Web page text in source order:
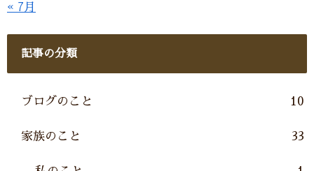
« 7月
記事の分類
ブログのこと 10
家族のこと 33